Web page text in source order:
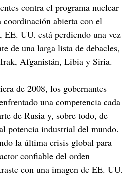
contra el programa nuclear
abierta con el
EE. UU. está perdiendo una vez
de una larga lista de debacles,
Afganistán, Libia y Siria.
de 2008, los gobernantes
una competencia cada
de Rusia y, sobre todo, de
potencia industrial del mundo.
la última crisis global para
confiable del orden
con una imagen de EE. UU.